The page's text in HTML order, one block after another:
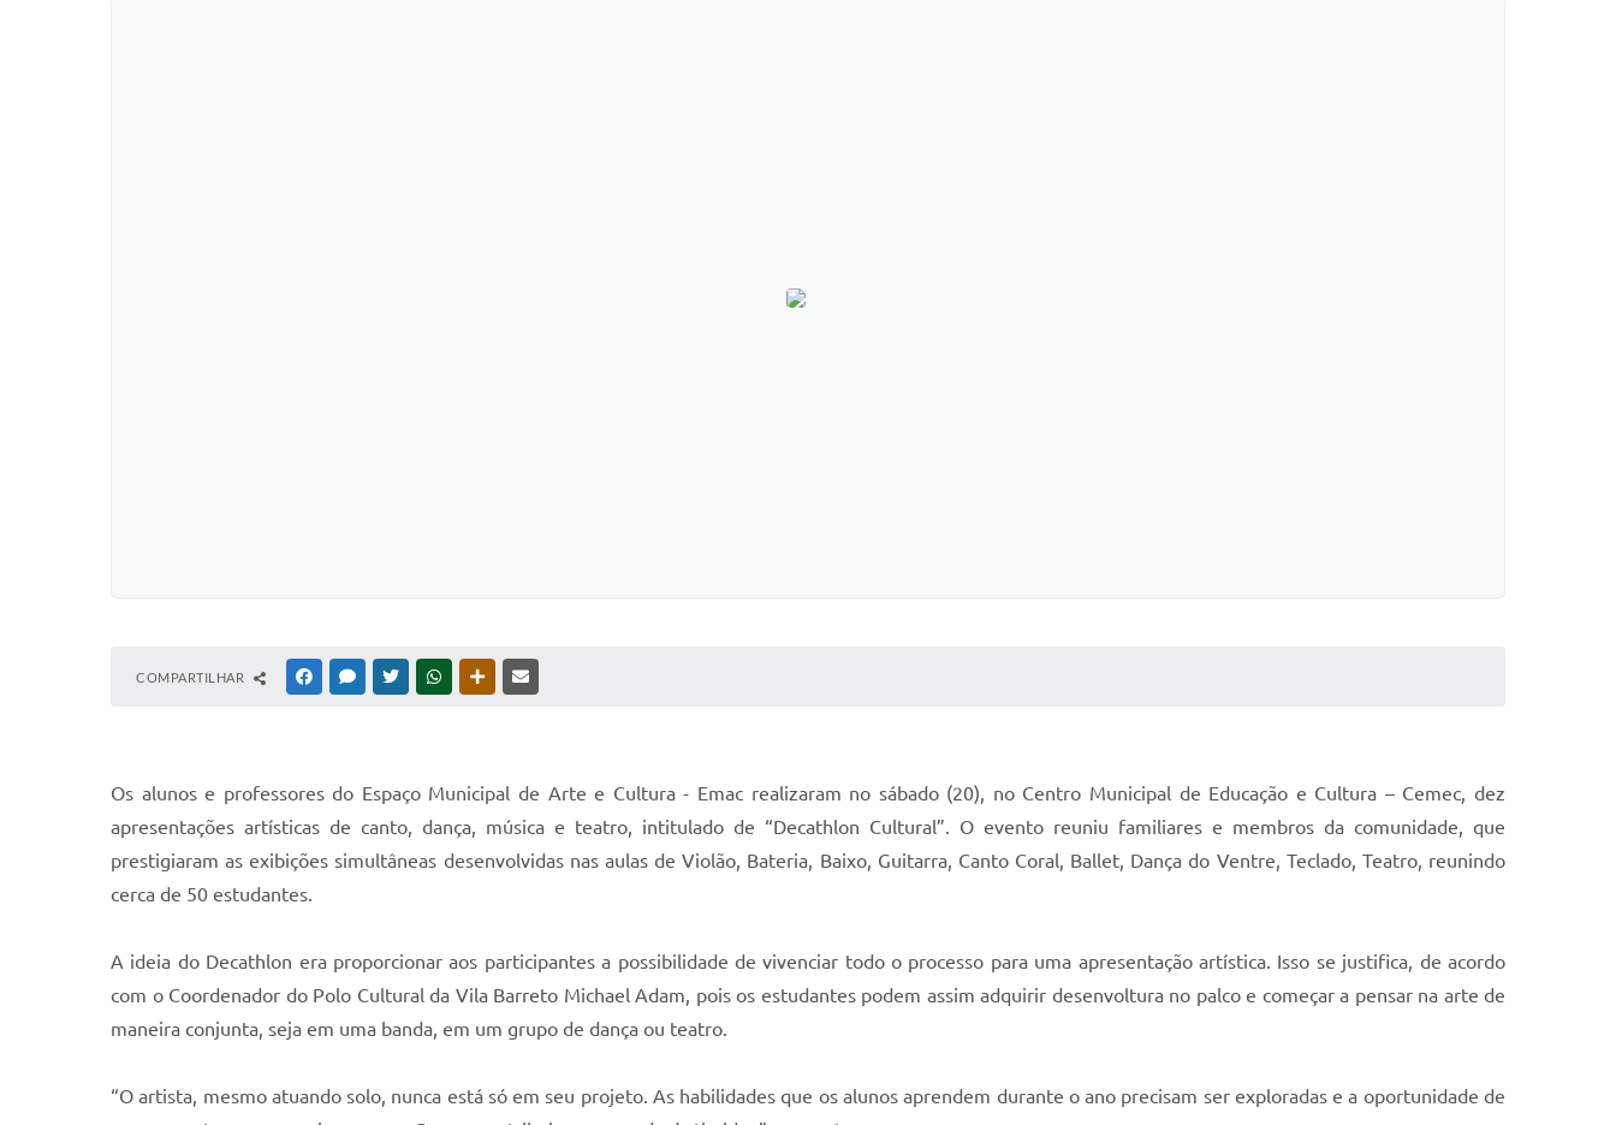
COMPARTILHAR FACEBOOKMESSENGER
TWITTERWHATSAPPOUTRAS MÍDIAS
Os alunos e professores do Espaço Municipal de Arte e Cultura - Emac realizaram no sábado (20), no Centro Municipal de Educação e Cultura – Cemec, dez
apresentações artísticas de canto, dança, música e teatro, intitulado de “Decathlon Cultural”. O evento reuniu familiares e membros da comunidade, que
prestigiaram as exibições simultâneas desenvolvidas nas aulas de Violão, Bateria, Baixo, Guitarra, Canto Coral, Ballet, Dança do Ventre, Teclado, Teatro, reunindo
cerca de 50 estudantes.
A ideia do Decathlon era proporcionar aos participantes a possibilidade de vivenciar todo o processo para uma apresentação artística. Isso se justifica, de acordo
com o Coordenador do Polo Cultural da Vila Barreto Michael Adam, pois os estudantes podem assim adquirir desenvoltura no palco e começar a pensar na arte de
maneira conjunta, seja em uma banda, em um grupo de dança ou teatro.
“O artista, mesmo atuando solo, nunca está só em seu projeto. As habilidades que os alunos aprendem durante o ano precisam ser exploradas e a oportunidade de